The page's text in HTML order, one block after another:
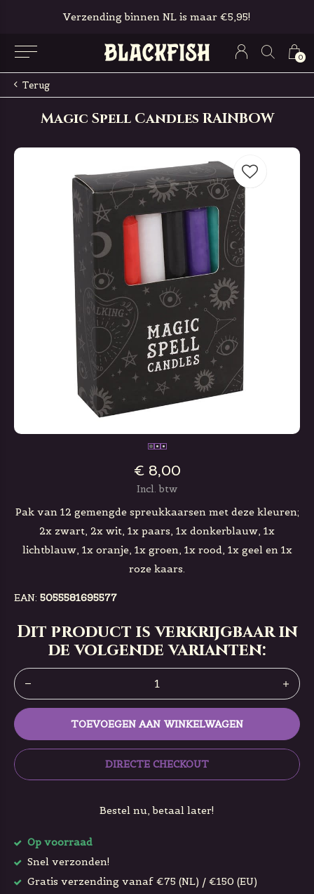
0
Verzending binnen NL is maar €5,95!
Terug
Magic Spell Candles RAINBOW
€ 8,00
Incl. btw
Pak van 12 gemengde spreukkaarsen met deze kleuren;
2x zwart, 2x wit, 1x paars, 1x donkerblauw, 1x
lichtblauw, 1x oranje, 1x groen, 1x rood, 1x geel en 1x
roze kaars.
EAN: 5055581695577
Dit product is verkrijgbaar in
de volgende varianten:
TOEVOEGEN AAN WINKELWAGEN
DIRECTE CHECKOUT
Bestel nu, betaal later!
Op voorraad
Snel verzonden!
Gratis verzending vanaf €75 (NL) / €150 (EU)